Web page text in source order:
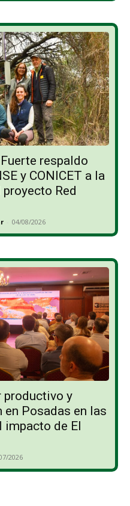
respaldo
y CONICET a la
Red
- 04/08/2026
productivo y
Posadas en las
impacto de El
2026